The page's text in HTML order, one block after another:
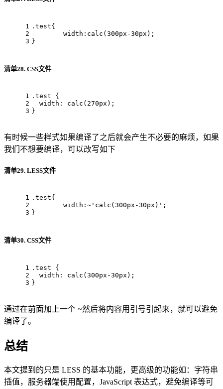
1
2
3
.test{
width : calc (300px -30px );
}
清单28. CSS文件
1
2
3
.test {
width : calc ( 270px );
}
有时候一些样式如果编译了之后就会产生不必要的麻烦，如果
我们不想要编译，可以改写如下
清单29. LESS文件
1
2
3
.test{
width :~ 'calc(300px-30px)' ;
}
清单30. CSS文件
1
2
3
.test {
width : calc (300px -30px );
}
通过在前面加上一个 ~然后将内容用引号引起来，就可以避免
编译了。
总结
本文提到的只是 LESS 的基本功能，更高级的功能如：字符串
插值，服务器端使用配置，JavaScript 表达式，避免编译等可